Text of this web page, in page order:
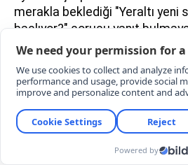
merakla beklediği "Yeraltı yeni
başlıyor?" sorusu yanıt
ekibinden peş peşe flaş
karşısına bu sezon usta
dikiliyor! Cemal Hünal ve Burak
sarsılan kadroya dahil olan
ağustos sonunda başlayacak
maratonunun tüm detayları